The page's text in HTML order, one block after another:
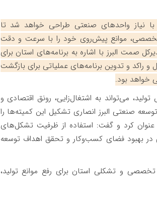
نیاز واحدهای صنعتی طراحی خواهد شد تا
تخصصی، موانع پیش‌روی خود را با سرعت و دقت
صمت البرز با اشاره به برنامه‌های استان برای
راکد و تدوین برنامه‌های عملیاتی برای بازگشت
خواهد بود.
می‌تواند به اشتغال‌زایی، رونق اقتصادی و
صنعتی البرز انصاری تشکیل این کمیته‌ها را
کرد و گفت: استفاده از ظرفیت تشکل‌های
بهبود فضای کسب‌وکار و تحقق اهداف توسعه
و تشکلی استان برای رفع موانع تولید،